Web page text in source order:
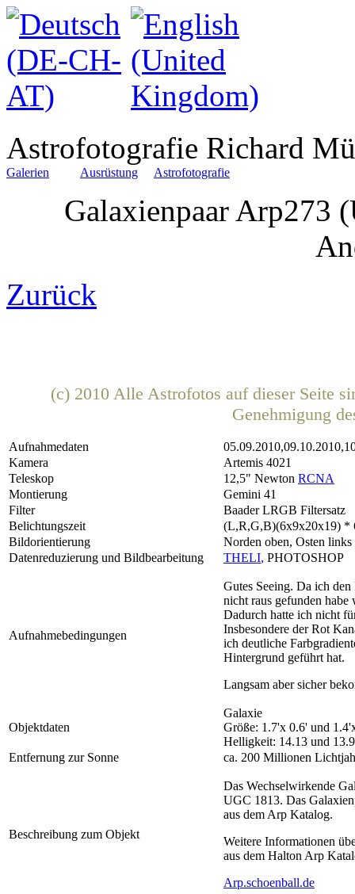
Astrofotografie Richard
Galerien Ausrüstung Astrofotografie
Galaxienpaar Arp273
Zurück
(c) 2010 Alle Astrofotos auf dieser Seite
Genehmigung
Aufnahmedaten
Kamera
Artemis 4021
Teleskop
12,5" Newton RCNA
Montierung
Gemini 41
Filter
Baader LRGB Filtersatz
Belichtungszeit
(L,R,G,B)(6x9x20x19) *
Bildorientierung
Norden oben, Osten links
Datenreduzierung und Bildbearbeitung
THELI, PHOTOSHOP
Aufnahmebedingungen
Gutes Seeing. Da ich
nicht raus gefunden habe
Dadurch hatte ich nicht
Insbesondere der Rot
ich deutliche
Hintergrund geführt hat.
Langsam aber sicher
Objektdaten
Galaxie
Größe: 1.7'x 0.6' und
Helligkeit: 14.13 und
Entfernung zur Sonne
ca. 200 Millionen
Beschreibung zum Objekt
Das Wechselwirkende
UGC 1813. Das
aus dem Arp Katalog.
Weitere Informationen
aus dem Halton Arp
Arp.schoenball.de